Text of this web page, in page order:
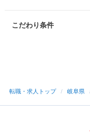
こだわり条件
転職・求人トップ / 岐阜県